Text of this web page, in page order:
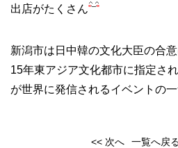
出店がたくさん
新潟市は日中韓の文化大臣の合
15年東アジア文化都市に指定さ
が世界に発信されるイベントの一
<< 次へ 一覧へ戻